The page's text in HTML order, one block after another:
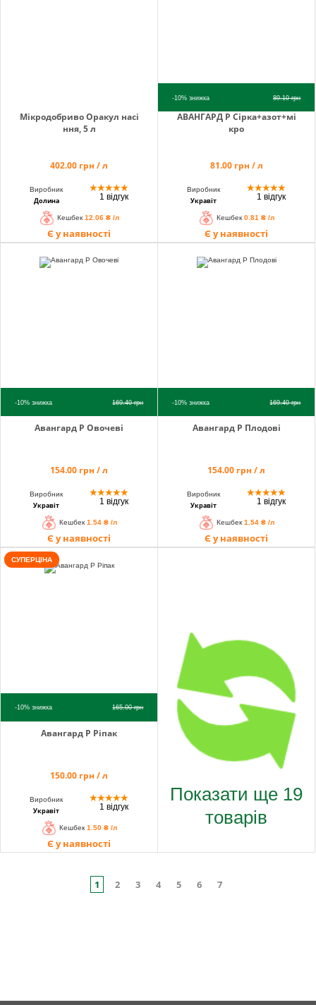
Мікродобриво Оракул насі
ння, 5 л
402.00 грн / л
Виробник
Долина
★★★★★
1 відгук
Кешбек 12.06 ₴ /л
Є у наявності
-10%знижка 89.10грн
АВАНГАРД Р Сiрка+азот+мi
кро
81.00 грн / л
Виробник
Укравіт
★★★★★
1 відгук
Кешбек 0.81 ₴ /л
Є у наявності
-10%знижка 169.40грн
Авангард Р Овочеві
154.00 грн / л
Виробник
Укравіт
★★★★★
1 відгук
Кешбек 1.54 ₴ /л
Є у наявності
-10%знижка 169.40грн
Авангард Р Плодовi
154.00 грн / л
Виробник
Укравіт
★★★★★
1 відгук
Кешбек 1.54 ₴ /л
Є у наявності
СУПЕРЦІНА
-10%знижка 165.00грн
Авангард Р Рiпак
150.00 грн / л
Виробник
Укравіт
★★★★★
1 відгук
Кешбек 1.50 ₴ /л
Є у наявності
Показати ще 19
товарів
1 2 3 4 5 6 7